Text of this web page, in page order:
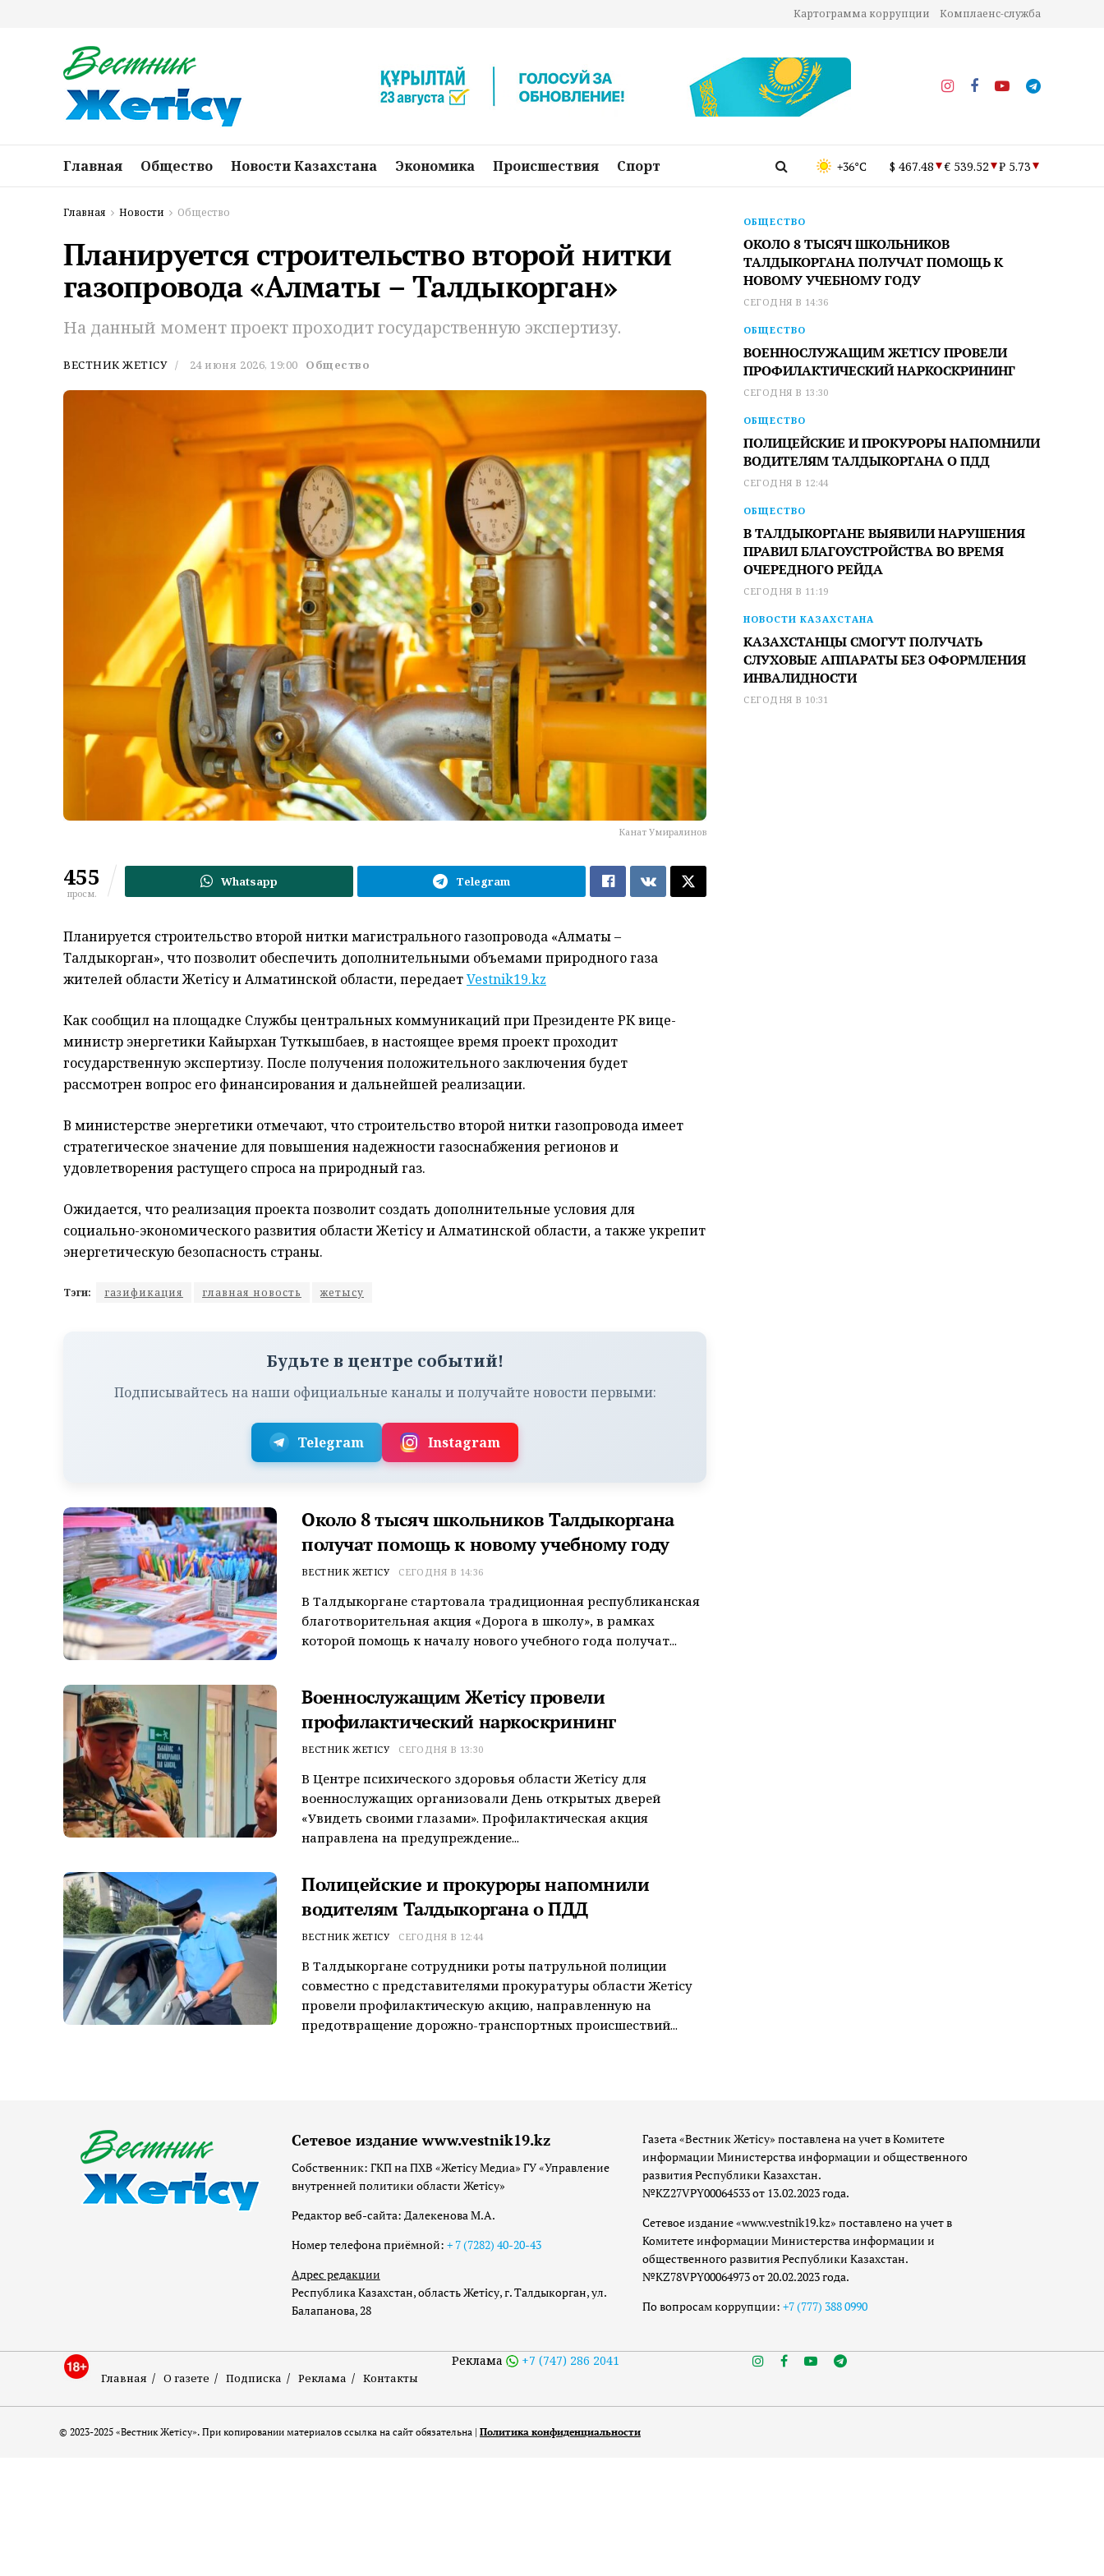
Картограмма коррупции Комплаенс-служба
Главная Общество Новости Казахстана Экономика Происшествия Спорт +36°C $ 467.48 € 539.52 ₽ 5.73
Главная Новости Общество
Планируется строительство второй нитки
газопровода «Алматы – Талдыкорган»
На данный момент проект проходит государственную экспертизу.
ВЕСТНИК ЖЕТІСУ 24 июня 2026, 19:00 Общество
Канат Умиралинов
455
просм.
Whatsapp Telegram
Планируется строительство второй нитки магистрального газопровода «Алматы –
Талдыкорган», что позволит обеспечить дополнительными объемами природного газа
жителей области Жетісу и Алматинской области, передаетVestnik19.kz
Как сообщил на площадке Службы центральных коммуникаций при Президенте РК вице-
министр энергетики Кайырхан Туткышбаев, в настоящее время проект проходит
государственную экспертизу. После получения положительного заключения будет
рассмотрен вопрос его финансирования и дальнейшей реализации.
В министерстве энергетики отмечают, что строительство второй нитки газопровода имеет
стратегическое значение для повышения надежности газоснабжения регионов и
удовлетворения растущего спроса на природный газ.
Ожидается, что реализация проекта позволит создать дополнительные условия для
социально-экономического развития области Жетісу и Алматинской области, а также укрепит
энергетическую безопасность страны.
Тэги: газификация главная новость жетысу
Будьте в центре событий!
Подписывайтесь на наши официальные каналы и получайте новости первыми:
Telegram Instagram
Около 8 тысяч школьников Талдыкоргана
получат помощь к новому учебному году
ВЕСТНИК ЖЕТІСУ СЕГОДНЯ В 14:36
В Талдыкоргане стартовала традиционная республиканская
благотворительная акция «Дорога в школу», в рамках
которой помощь к началу нового учебного года получат...
Военнослужащим Жетісу провели
профилактический наркоскрининг
ВЕСТНИК ЖЕТІСУ СЕГОДНЯ В 13:30
В Центре психического здоровья области Жетісу для
военнослужащих организовали День открытых дверей
«Увидеть своими глазами». Профилактическая акция
направлена на предупреждение...
Полицейские и прокуроры напомнили
водителям Талдыкоргана о ПДД
ВЕСТНИК ЖЕТІСУ СЕГОДНЯ В 12:44
В Талдыкоргане сотрудники роты патрульной полиции
совместно с представителями прокуратуры области Жетісу
провели профилактическую акцию, направленную на
предотвращение дорожно-транспортных происшествий...
ОБЩЕСТВО
ОКОЛО 8 ТЫСЯЧ ШКОЛЬНИКОВ
ТАЛДЫКОРГАНА ПОЛУЧАТ ПОМОЩЬ К
НОВОМУ УЧЕБНОМУ ГОДУ
СЕГОДНЯ В 14:36
ОБЩЕСТВО
ВОЕННОСЛУЖАЩИМ ЖЕТІСУ ПРОВЕЛИ
ПРОФИЛАКТИЧЕСКИЙ НАРКОСКРИНИНГ
СЕГОДНЯ В 13:30
ОБЩЕСТВО
ПОЛИЦЕЙСКИЕ И ПРОКУРОРЫ НАПОМНИЛИ
ВОДИТЕЛЯМ ТАЛДЫКОРГАНА О ПДД
СЕГОДНЯ В 12:44
ОБЩЕСТВО
В ТАЛДЫКОРГАНЕ ВЫЯВИЛИ НАРУШЕНИЯ
ПРАВИЛ БЛАГОУСТРОЙСТВА ВО ВРЕМЯ
ОЧЕРЕДНОГО РЕЙДА
СЕГОДНЯ В 11:19
НОВОСТИ КАЗАХСТАНА
КАЗАХСТАНЦЫ СМОГУТ ПОЛУЧАТЬ
СЛУХОВЫЕ АППАРАТЫ БЕЗ ОФОРМЛЕНИЯ
ИНВАЛИДНОСТИ
СЕГОДНЯ В 10:31
Сетевое издание www.vestnik19.kz
Собственник: ГКП на ПХВ «Жетісу Медиа» ГУ «Управление
внутренней политики области Жетісу»
Редактор веб-сайта: Далекенова М.А.
Номер телефона приёмной: + 7 (7282) 40-20-43
Адрес редакции
Республика Казахстан, область Жетісу, г. Талдыкорган, ул.
Балапанова, 28
Газета «Вестник Жетісу» поставлена на учет в Комитете
информации Министерства информации и общественного
развития Республики Казахстан.
№KZ27VPY00064533 от 13.02.2023 года.
Сетевое издание «www.vestnik19.kz» поставлено на учет в
Комитете информации Министерства информации и
общественного развития Республики Казахстан.
№KZ78VPY00064973 от 20.02.2023 года.
По вопросам коррупции: +7 (777) 388 0990
Главная О газете Подписка Реклама Контакты
Реклама +7 (747) 286 2041
© 2023-2025 «Вестник Жетісу». При копировании материалов ссылка на сайт обязательна | Политика конфиденциальности